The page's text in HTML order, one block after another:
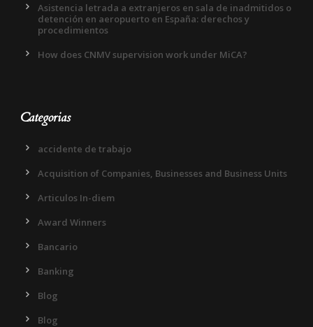
Asistencia letrada a extranjeros en sala de inadmitidos o
detención en aeropuerto en España: derechos y
procedimientos
How does CNMV supervision work under MiCA?
Categorias
accidente de trabajo
Acquisition of Companies, Businesses and Business Units
Articulos In-diem
Award Winners
Bancario
Banking
Blog
Blog